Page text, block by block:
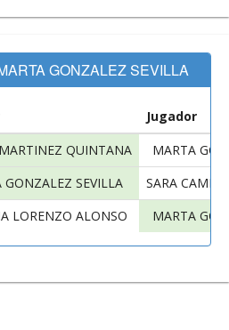
GONZALEZ SEVILLA
Jugador
QUINTANA
MARTA
GONZALEZ SEVILLA
SARA
LORENZO ALONSO MARTA